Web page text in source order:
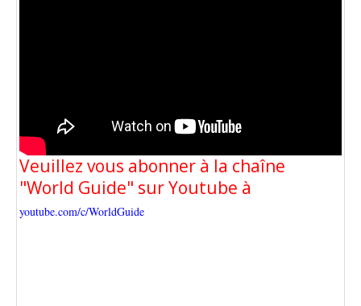
Veuillez vous abonner à la chaîne
"World Guide" sur Youtube à
youtube.com/c/WorldGuide